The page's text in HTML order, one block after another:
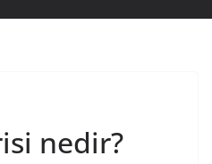
nedir?